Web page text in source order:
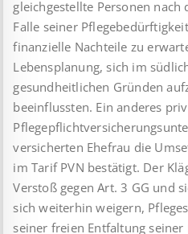
gleichgestellte Personen nach
Falle seiner
finanzielle Nachteile zu
Lebensplanung, sich im
gesundheitlichen Gründen
beeinflussten. Ein anderes
versicherten Ehefrau die
im Tarif PVN bestätigt. Der
Verstoß gegen Art. 3 GG und
sich weiterhin weigern,
seiner freien Entfaltung